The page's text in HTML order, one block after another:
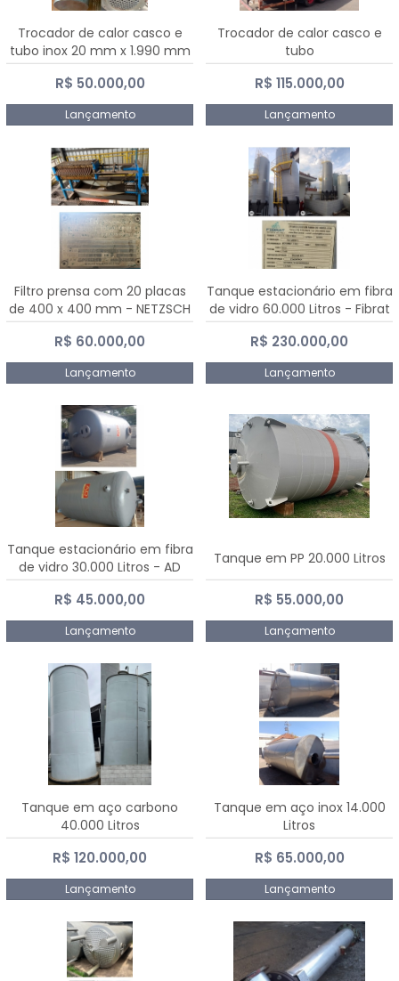
Trocador de calor casco e
tubo inox 20 mm x 1.990 mm
R$ 50.000,00
Lançamento
Trocador de calor casco e
tubo
R$ 115.000,00
Lançamento
Filtro prensa com 20 placas
de 400 x 400 mm - NETZSCH
R$ 60.000,00
Lançamento
Tanque estacionário em fibra
de vidro 60.000 Litros - Fibrat
R$ 230.000,00
Lançamento
Tanque estacionário em fibra
de vidro 30.000 Litros - AD
Fibras
R$ 45.000,00
Lançamento
Tanque em PP 20.000 Litros
R$ 55.000,00
Lançamento
Tanque em aço carbono
40.000 Litros
R$ 120.000,00
Lançamento
Tanque em aço inox 14.000
Litros
R$ 65.000,00
Lançamento